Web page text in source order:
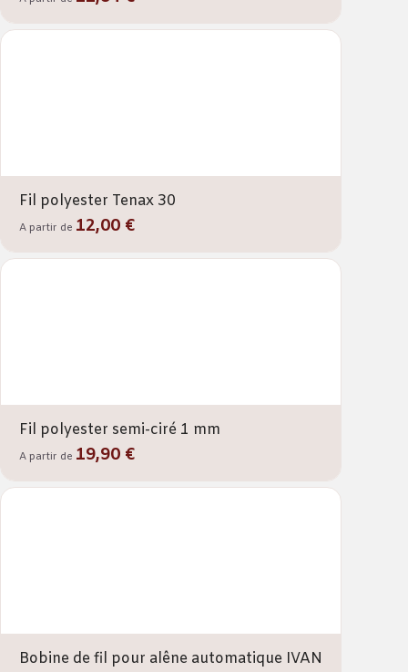
Fil polyester Tenax 30
A partir de 12,00 €
Fil polyester semi-ciré 1 mm
A partir de 19,90 €
Bobine de fil pour alêne automatique IVAN